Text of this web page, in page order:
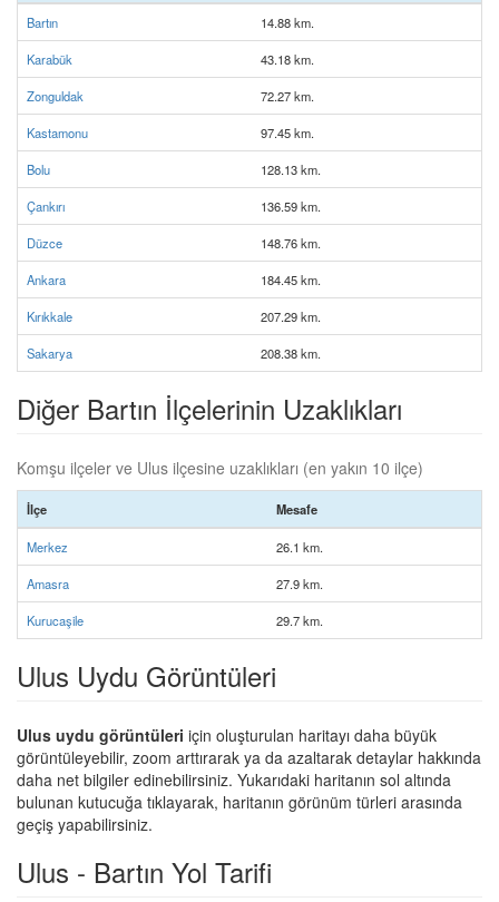
Bartın 14.88 km.
Karabük 43.18 km.
Zonguldak 72.27 km.
Kastamonu 97.45 km.
Bolu 128.13 km.
Çankırı 136.59 km.
Düzce 148.76 km.
Ankara 184.45 km.
Kırıkkale 207.29 km.
Sakarya 208.38 km.
Diğer Bartın İlçelerinin Uzaklıkları
Komşu ilçeler ve Ulus ilçesine uzaklıkları (en yakın 10 ilçe)
İlçe Mesafe
Merkez 26.1 km.
Amasra 27.9 km.
Kurucaşile 29.7 km.
Ulus Uydu Görüntüleri
Ulus uydu görüntüleri için oluşturulan haritayı daha büyük
görüntüleyebilir, zoom arttırarak ya da azaltarak detaylar hakkında
daha net bilgiler edinebilirsiniz. Yukarıdaki haritanın sol altında
bulunan kutucuğa tıklayarak, haritanın görünüm türleri arasında
geçiş yapabilirsiniz.
Ulus - Bartın Yol Tarifi